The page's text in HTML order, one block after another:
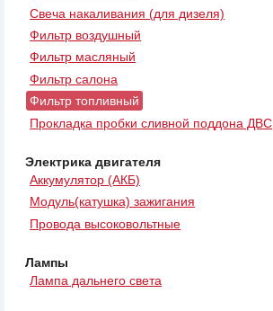
Свеча накаливания (для дизеля)
Фильтр воздушный
Фильтр масляный
Фильтр салона
Фильтр топливный
Прокладка пробки сливной поддона ДВС
Электрика двигателя
Аккумулятор (АКБ)
Модуль(катушка) зажигания
Провода высоковольтные
Лампы
Лампа дальнего света